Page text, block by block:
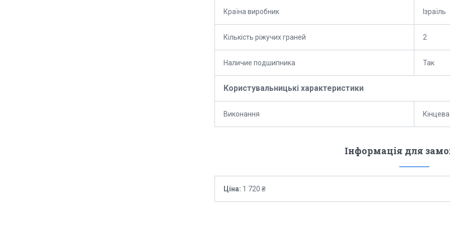
Країна виробник Ізраїль
Кількість ріжучих граней 2
Наличие подшипника Так
Користувальницькі характеристики
Виконання Кінцева
Інформація для
Ціна: 1 720 ₴